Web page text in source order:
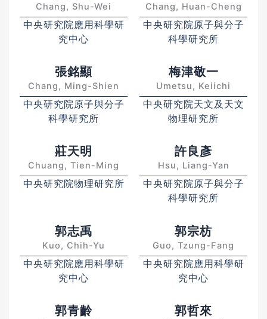
Chang, Shu-Wei
中央研究院應用科學研
究中心
Chang, Huan-Cheng
中央研究院原子與分子
科學研究所
張銘顯
Chang, Ming-Shien
中央研究院原子與分子
科學研究所
梅津敬一
Umetsu, Keiichi
中央研究院天文及天文
物理研究所
莊天明
Chuang, Tien-Ming
中央研究院物理研究所
許良彥
Hsu, Liang-Yan
中央研究院原子與分子
科學研究所
郭志禹
Kuo, Chih-Yu
中央研究院應用科學研
究中心
郭宗枋
Guo, Tzung-Fang
中央研究院應用科學研
究中心
郭青齡 郭哲來